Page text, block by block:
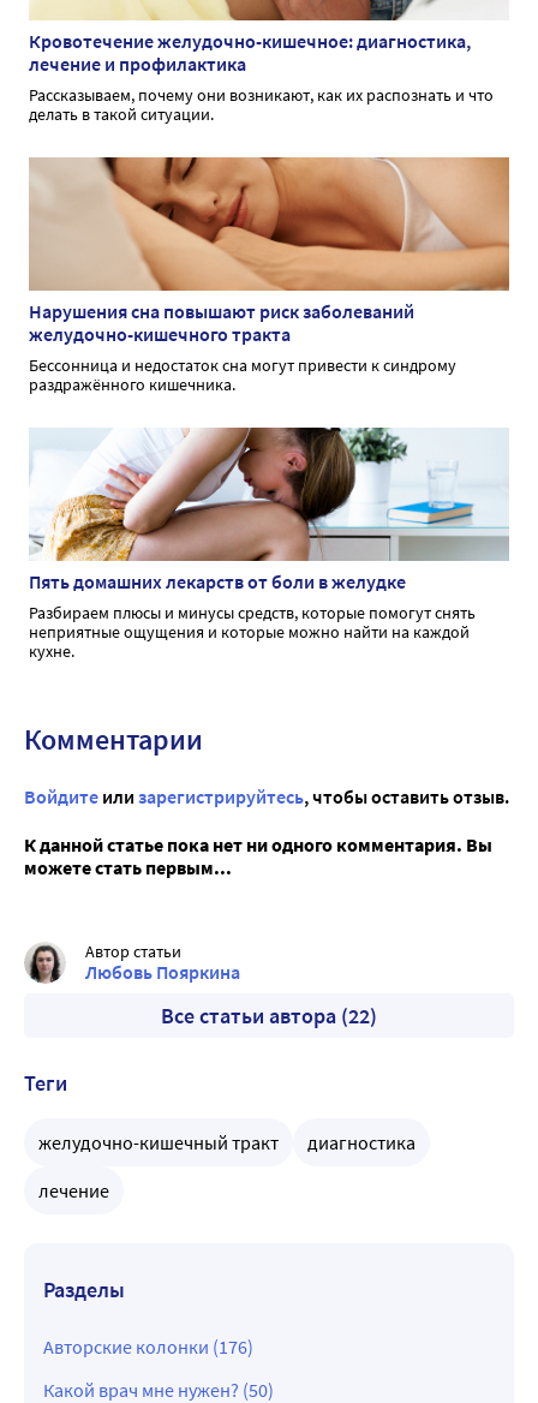
Кровотечение желудочно-кишечное: диагностика,
лечение и профилактика
Рассказываем, почему они возникают, как их распознать и что
делать в такой ситуации.
Нарушения сна повышают риск заболеваний
желудочно-кишечного тракта
Бессонница и недостаток сна могут привести к синдрому
раздражённого кишечника.
Пять домашних лекарств от боли в желудке
Разбираем плюсы и минусы средств, которые помогут снять
неприятные ощущения и которые можно найти на каждой
кухне.
Комментарии
Войдите или зарегистрируйтесь, чтобы оставить отзыв.
К данной статье пока нет ни одного комментария. Вы
можете стать первым...
Автор статьи
Любовь Пояркина
Все статьи автора (22)
Теги
желудочно-кишечный тракт
диагностика
лечение
Разделы
Авторские колонки (176)
Какой врач мне нужен? (50)